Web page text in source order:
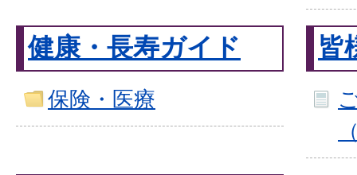
健康・長寿ガイド
保険・医療
皆